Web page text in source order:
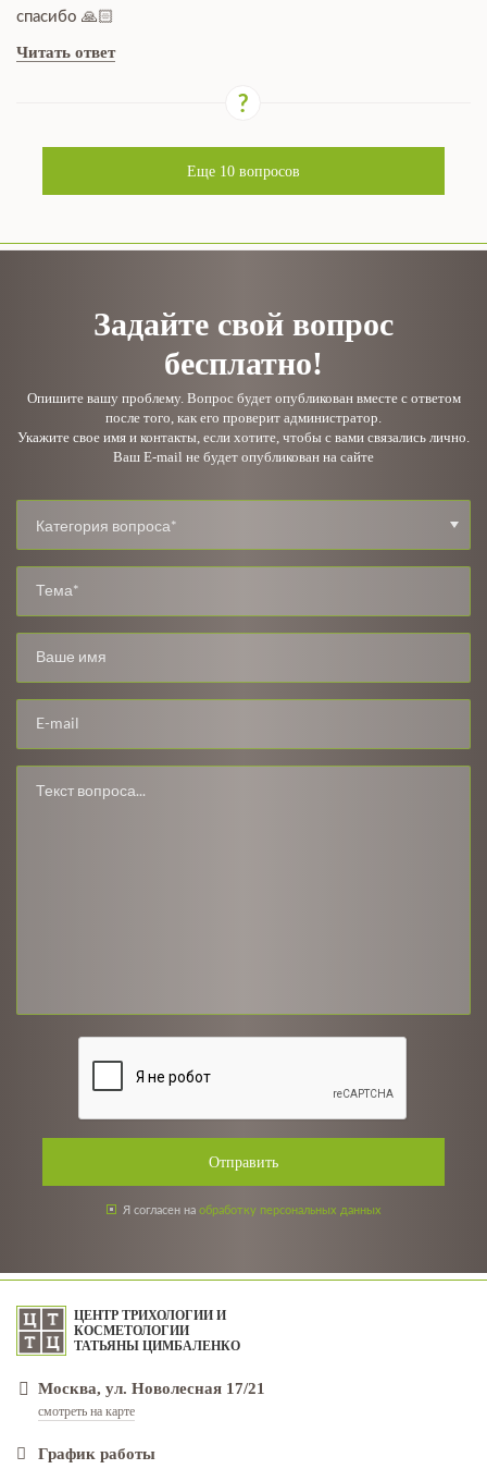
спасибо 🙏🏻
Читать ответ
Еще 10 вопросов
Задайте свой вопрос
бесплатно!
Опишите вашу проблему. Вопрос будет опубликован вместе с ответом
после того, как его проверит администратор.
Укажите свое имя и контакты, если хотите, чтобы с вами связались лично.
Ваш E-mail не будет опубликован на сайте
Категория вопроса*
Отправить
Я согласен на обработку персональных данных
ЦЕНТР ТРИХОЛОГИИ И
КОСМЕТОЛОГИИ
ТАТЬЯНЫ ЦИМБАЛЕНКО
Москва, ул. Новолесная 17/21
смотреть на карте
График работы